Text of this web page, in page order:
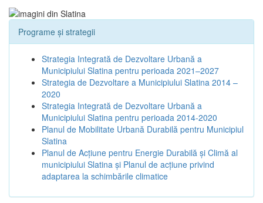
Programe și strategii
Strategia Integrată de Dezvoltare Urbană a
Municipiului Slatina pentru perioada 2021–2027
Strategia de Dezvoltare a Municipiului Slatina 2014 –
2020
Strategia Integrată de Dezvoltare Urbană a
Municipiului Slatina pentru perioada 2014-2020
Planul de Mobilitate Urbană Durabilă pentru Municipiul
Slatina
Planul de Acţiune pentru Energie Durabilă şi Climă al
municipiului Slatina şi Planul de acţiune privind
adaptarea la schimbările climatice